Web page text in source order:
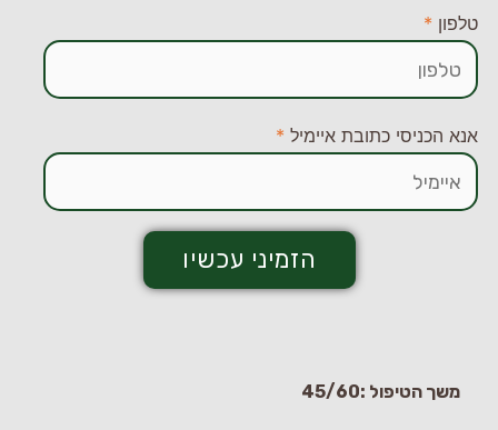
משך הטיפול :45/60
טלפון *
אנא הכניסי כתובת איימיל *
הזמיני עכשיו